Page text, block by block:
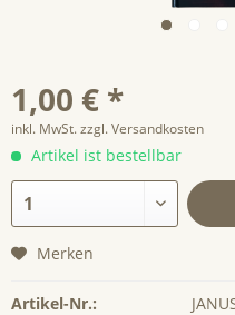
1,00 € *
inkl. MwSt.zzgl. Versandkosten
Artikel ist bestellbar
Merken
Artikel-Nr.: